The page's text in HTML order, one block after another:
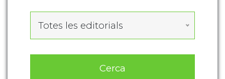
Totes les editorials
Cerca